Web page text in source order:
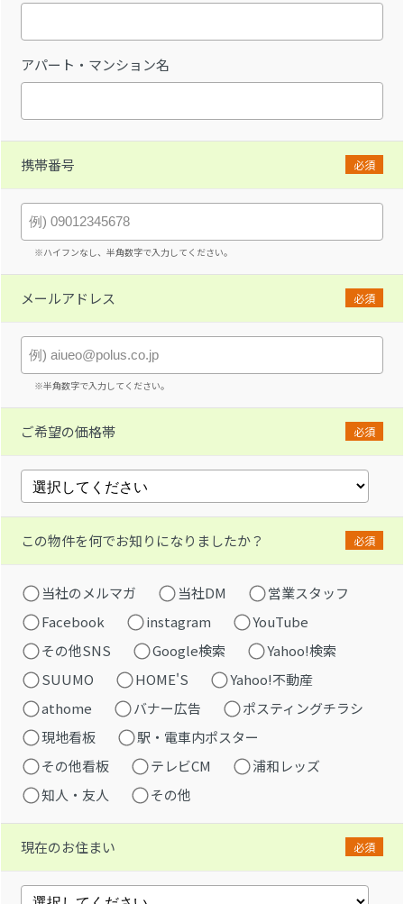
アパート・マンション名
携帯番号 必須
※ハイフンなし、半角数字で入力してください。
メールアドレス 必須
※半角数字で入力してください。
ご希望の価格帯 必須
この物件を何でお知りになりましたか？ 必須
当社のメルマガ 当社DM
営業スタッフ
Facebook
instagram
YouTube
その他SNS
Google検索
Yahoo!検索
SUUMO
HOME'S
Yahoo!不動産
athome
バナー広告
ポスティングチラシ
現地看板
駅・電車内ポスター
その他看板
テレビCM
浦和レッズ
知人・友人
その他
現在のお住まい 必須